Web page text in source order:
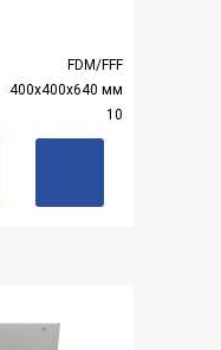
FDM/FFF
400x400x640 мм
10